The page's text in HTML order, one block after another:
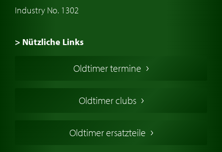
Industry No. 1302
> Nützliche Links
Oldtimers in Europa
Englische Oldtimer
Deutsche Oldtimer
Oldtimer termine
Oldtimer clubs
Oldtimer ersatzteile